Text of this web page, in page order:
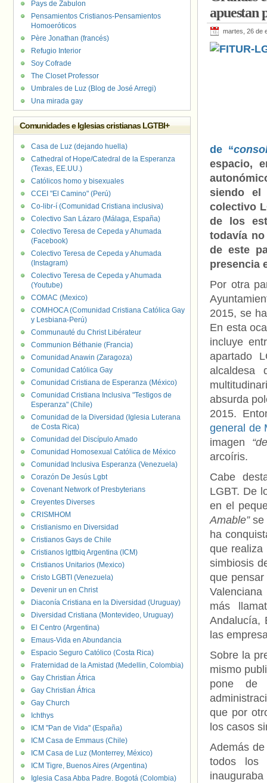
apuestan
martes, 26 de
de “
espacio,
siendo el
colectivo
de los
todavía
de este
presencia
Por otra
2015, se
En esta
incluye
apartado
alcaldesa
absurda
2015.
general de
imagen
arcoíris.
Cabe
LGBT. De
en el
Amable”se
ha
que realiza
simbiosis
que
más
Andalucía,
las
Sobre la
mismo
pone de
que por
los casos
Además
todos los
Pays de Zabulon
Pensamientos Cristianos-Pensamientos
Homoeróticos
Père Jonathan (francés)
Refugio Interior
Soy Cofrade
The Closet Professor
Umbrales de Luz (Blog de José Arregi)
Una mirada gay
Comunidades e Iglesias cristianas LGTBI+
Casa de Luz (dejando huella)
Cathedral of Hope/Catedral de la Esperanza
(Texas, EE.UU.)
Católicos homo y bisexuales
CCEI "El Camino" (Perú)
Co-libr-í (Comunidad Cristiana inclusiva)
Colectivo San Lázaro (Málaga, España)
Colectivo Teresa de Cepeda y Ahumada
(Facebook)
Colectivo Teresa de Cepeda y Ahumada
(Instagram)
Colectivo Teresa de Cepeda y Ahumada
(Youtube)
COMAC (Mexico)
COMHOCA (Comunidad Cristiana Católica Gay
y Lesbiana-Perú)
Communauté du Christ Libérateur
Communion Béthanie (Francia)
Comunidad Anawin (Zaragoza)
Comunidad Católica Gay
Comunidad Cristiana de Esperanza (México)
Comunidad Cristiana Inclusiva "Testigos de
Esperanza" (Chile)
Comunidad de la Diversidad (Iglesia Luterana
de Costa Rica)
Comunidad del Discípulo Amado
Comunidad Homosexual Católica de México
Comunidad Inclusiva Esperanza (Venezuela)
Corazón De Jesús Lgbt
Covenant Network of Presbyterians
Creyentes Diverses
CRISMHOM
Cristianismo en Diversidad
Cristianos Gays de Chile
Cristianos lgttbiq Argentina (ICM)
Cristianos Unitarios (Mexico)
Cristo LGBTI (Venezuela)
Devenir un en Christ
Diaconía Cristiana en la Diversidad (Uruguay)
Diversidad Cristiana (Montevideo, Uruguay)
El Centro (Argentina)
Emaus-Vida en Abundancia
Espacio Seguro Católico (Costa Rica)
Fraternidad de la Amistad (Medellin, Colombia)
Gay Christian África
Gay Christian África
Gay Church
Ichthys
ICM "Pan de Vida" (España)
ICM Casa de Emmaus (Chile)
ICM Casa de Luz (Monterrey, México)
ICM Tigre, Buenos Aires (Argentina)
Iglesia Casa Abba Padre. Bogotá (Colombia)